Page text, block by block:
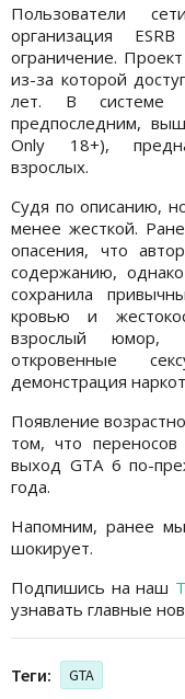
Пользователи
организация
ограничение.
из-за которой
лет. В системе
предпоследним,
Only 18+),
взрослых.
Судя по описанию,
менее жесткой.
опасения, что
содержанию,
сохранила
кровью и
взрослый юмор,
откровенные
демонстрация
Появление
том, что
выход GTA 6 по-
года.
Напомним, ранее мы
шокирует.
Подпишись на наш
узнавать главные
Теги: GTA